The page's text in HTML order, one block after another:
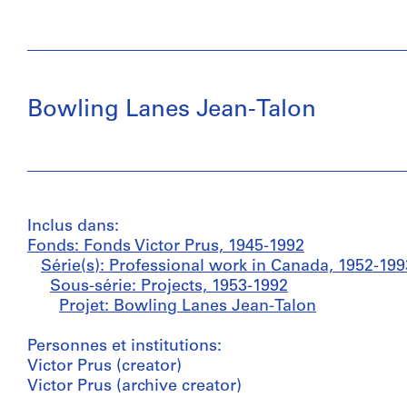
Bowling Lanes Jean-Talon
Inclus dans:
Fonds: Fonds Victor Prus, 1945-1992
Série(s): Professional work in Canada, 1952-
Sous-série: Projects, 1953-1992
Projet: Bowling Lanes Jean-Talon
Personnes et institutions:
Victor Prus (creator)
Victor Prus (archive creator)